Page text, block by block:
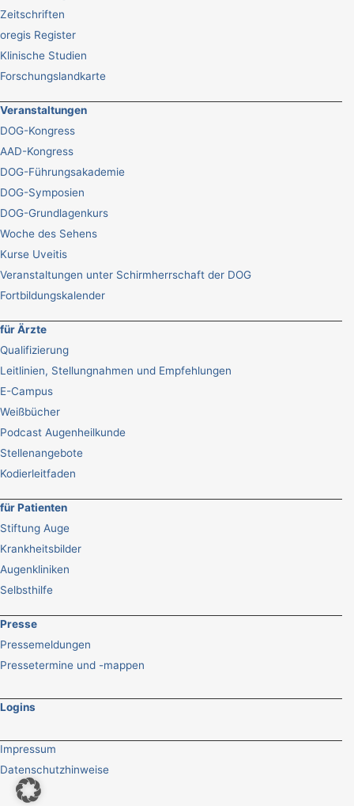
Zeitschriften
oregis Register
Klinische Studien
Forschungslandkarte
Veranstaltungen
DOG-Kongress
AAD-Kongress
DOG-Führungsakademie
DOG-Symposien
DOG-Grundlagenkurs
Woche des Sehens
Kurse Uveitis
Veranstaltungen unter Schirmherrschaft der DOG
Fortbildungskalender
für Ärzte
Qualifizierung
Leitlinien, Stellungnahmen und Empfehlungen
E-Campus
Weißbücher
Podcast Augenheilkunde
Stellenangebote
Kodierleitfaden
für Patienten
Stiftung Auge
Krankheitsbilder
Augenkliniken
Selbsthilfe
Presse
Pressemeldungen
Pressetermine und -mappen
Logins
Impressum
Datenschutzhinweise